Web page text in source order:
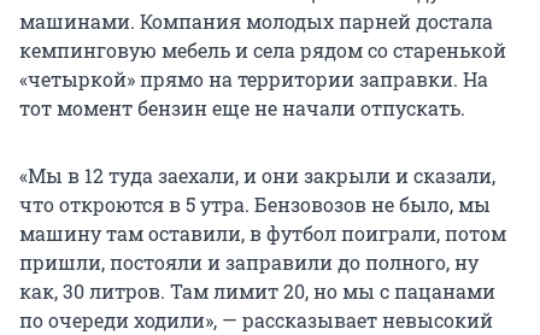
машинами. Компания молодых парней достала
кемпинговую мебель и села рядом со старенькой
«четыркой» прямо на территории заправки. На
тот момент бензин еще не начали отпускать.
«Мы в 12 туда заехали, и они закрыли и сказали,
что откроются в 5 утра. Бензовозов не было, мы
машину там оставили, в футбол поиграли, потом
пришли, постояли и заправили до полного, ну
как, 30 литров. Там лимит 20, но мы с пацанами
по очереди ходили», — рассказывает невысокий